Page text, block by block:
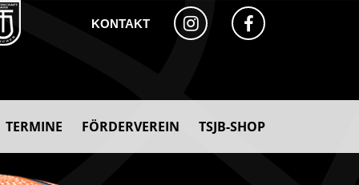
KONTAKT
TERMINE FÖRDERVEREIN TSJB-SHOP